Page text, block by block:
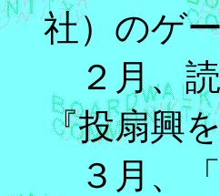
社）のゲ
２月、
『投扇興
３月、